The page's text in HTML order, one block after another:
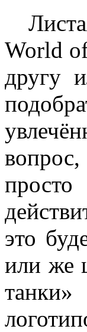
World
другу
это
или же